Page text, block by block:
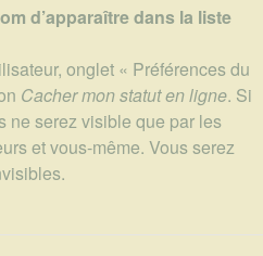
d’apparaître dans la liste
onglet « Préférences du
Cacher mon statut en ligne. Si
ne serez visible que par les
et vous-même. Vous serez